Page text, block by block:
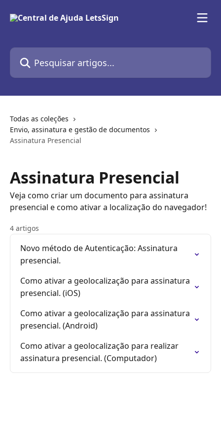
Pesquisar artigos...
Todas as coleções
Envio, assinatura e gestão de documentos
Assinatura Presencial
Assinatura Presencial
Veja como criar um documento para assinatura
presencial e como ativar a localização do navegador!
4 artigos
Novo método de Autenticação: Assinatura
presencial.
Como ativar a geolocalização para assinatura
presencial. (iOS)
Como ativar a geolocalização para assinatura
presencial. (Android)
Como ativar a geolocalização para realizar
assinatura presencial. (Computador)